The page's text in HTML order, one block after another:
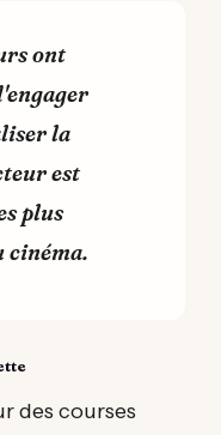
ont
la
est
plus
cinéma.
des courses